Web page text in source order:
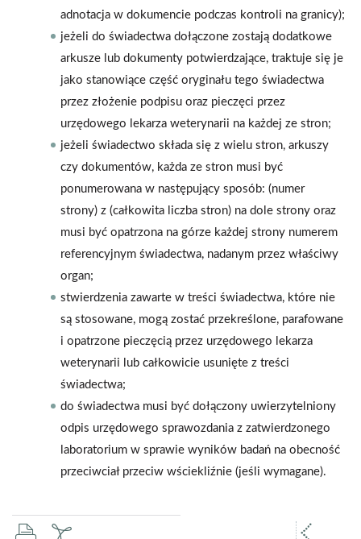
adnotacja w dokumencie podczas kontroli na granicy);
jeżeli do świadectwa dołączone zostają dodatkowe
arkusze lub dokumenty potwierdzające, traktuje się je
jako stanowiące część oryginału tego świadectwa
przez złożenie podpisu oraz pieczęci przez
urzędowego lekarza weterynarii na każdej ze stron;
jeżeli świadectwo składa się z wielu stron, arkuszy
czy dokumentów, każda ze stron musi być
ponumerowana w następujący sposób: (numer
strony) z (całkowita liczba stron) na dole strony oraz
musi być opatrzona na górze każdej strony numerem
referencyjnym świadectwa, nadanym przez właściwy
organ;
stwierdzenia zawarte w treści świadectwa, które nie
są stosowane, mogą zostać przekreślone, parafowane
i opatrzone pieczęcią przez urzędowego lekarza
weterynarii lub całkowicie usunięte z treści
świadectwa;
do świadectwa musi być dołączony uwierzytelniony
odpis urzędowego sprawozdania z zatwierdzonego
laboratorium w sprawie wyników badań na obecność
przeciwciał przeciw wściekliźnie (jeśli wymagane).
drukujzapisz